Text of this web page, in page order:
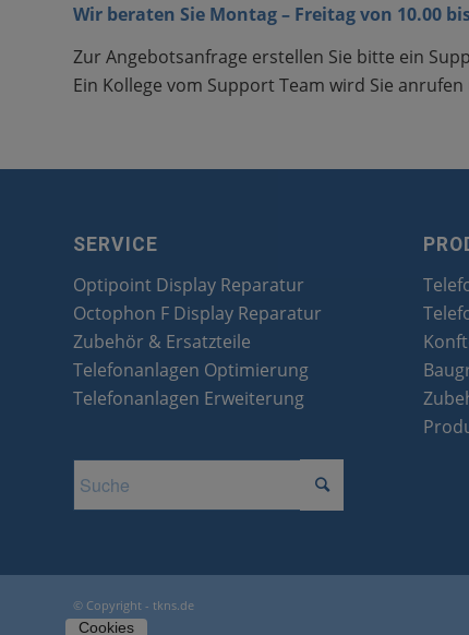
Wir beraten Sie Montag – Freitag von 10.00
Zur Angebotsanfrage erstellen Sie bitte ein
Ein Kollege vom Support Team wird Sie
SERVICE
Optipoint Display Reparatur
Octophon F Display Reparatur
Zubehör & Ersatzteile
Telefonanlagen Optimierung
Telefonanlagen Erweiterung
© Copyright - tkns.de
Cookies